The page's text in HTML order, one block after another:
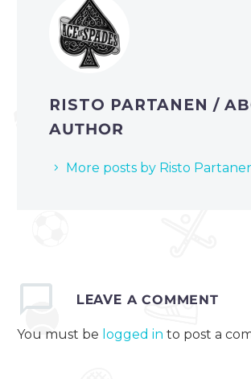
RISTO PARTANEN/
AUTHOR
More posts by Risto
LEAVE A COMMENT
You must be logged in to post a